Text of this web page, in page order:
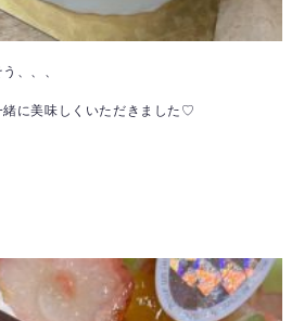
、、、
に美味しくいただきました♡